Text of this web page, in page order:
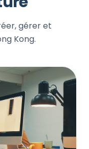
gérer et
Kong.